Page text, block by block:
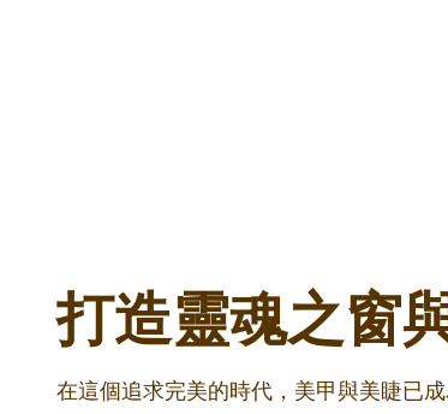
打造靈魂之窗
在這個追求完美的時代，美甲與美睫已